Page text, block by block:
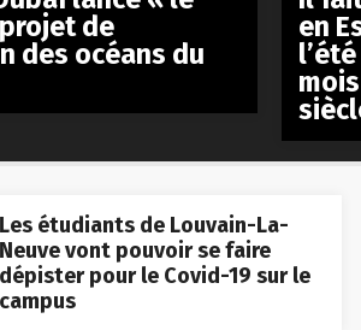
Les étudiants de Louvain-La-
Neuve vont pouvoir se faire
dépister pour le Covid-19 sur le
campus
de
des océans du
en